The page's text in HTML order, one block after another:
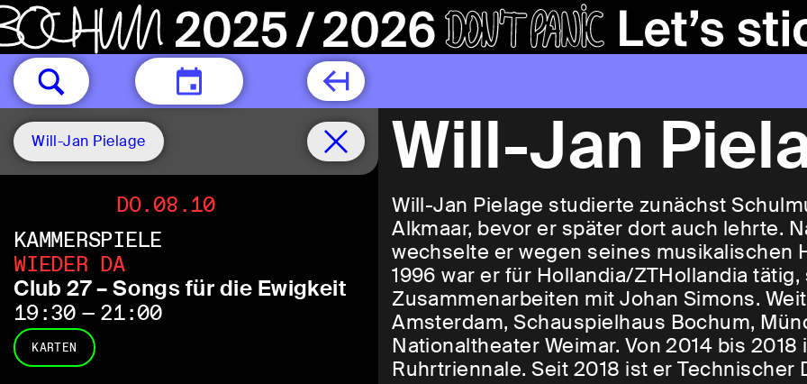
HEUTE
Will-Jan Pielage
DO.08.10
KAMMERSPIELE
WIEDER DA
Club 27 – Songs für die Ewigkeit
19:30 — 21:00
KARTEN
Will-Jan
Will-Jan Pielage studierte zunächst
Alkmaar, bevor er später dort auch lehrte.
wechselte er wegen seines musikalischen
1996 war er für Hollandia/ZTHollandia
Zusammenarbeiten mit Johan Simons.
Amsterdam, Schauspielhaus Bochum,
Nationaltheater Weimar. Von 2014 bis
Ruhrtriennale. Seit 2018 ist er